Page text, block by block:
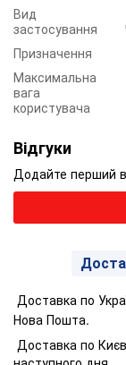
Вид
застосування
Призначення
Максимальна
вага
користувача
Відгуки
Додайте перший
Доставка по
Нова Пошта.
Доставка по